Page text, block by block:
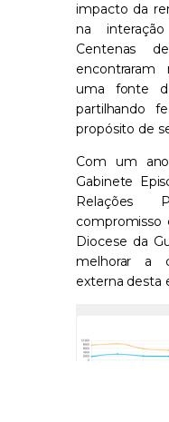
impacto da
na
Centenas
uma fonte
partilhando
propósito de
Com um
Gabinete
Relações
compromisso
Diocese da
melhorar a
externa desta